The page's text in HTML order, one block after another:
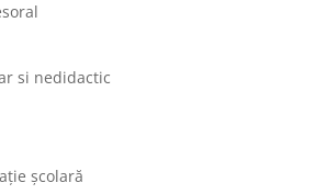
si nedidactic
școlară